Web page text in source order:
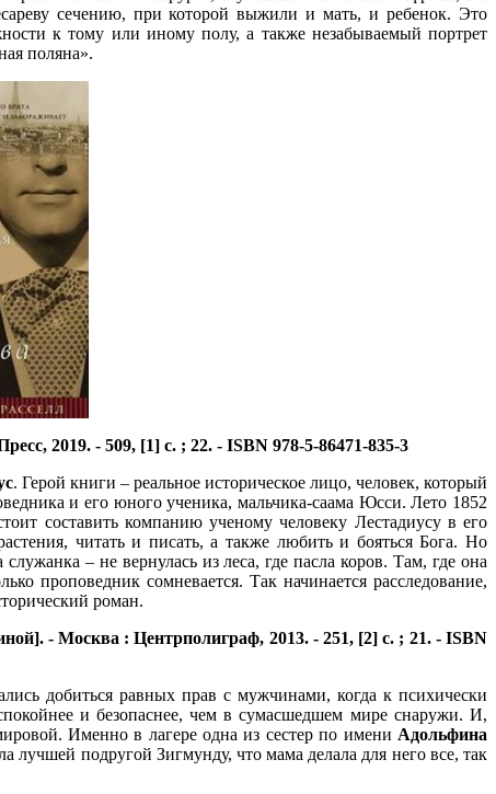
сечению, при которой выжили и мать, и ребенок. Это
к тому или иному полу, а также незабываемый портрет
поляна».
2019. - 509, [1] с. ; 22. - ISBN 978-5-86471-835-3
. Герой книги – реальное историческое лицо, человек, который
и его юного ученика, мальчика-саама Юсси. Лето 1852
составить компанию ученому человеку Лестадиусу в его
читать и писать, а также любить и бояться Бога. Но
– не вернулась из леса, где пасла коров. Там, где она
проповедник сомневается. Так начинается расследование,
роман.
- Москва : Центрполиграф, 2013. - 251, [2] с. ; 21. - ISBN
добиться равных прав с мужчинами, когда к психически
и безопаснее, чем в сумасшедшем мире снаружи. И,
Именно в лагере одна из сестер по имени Адольфина
лучшей подругой Зигмунду, что мама делала для него все, так